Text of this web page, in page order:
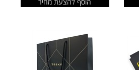
הוסף להצעת מחיר